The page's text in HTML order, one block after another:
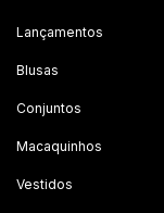
Lançamentos
Blusas
Conjuntos
Macaquinhos
Vestidos